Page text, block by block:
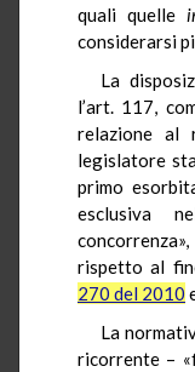
quali quelle
considerarsi
La
l’art. 117,
relazione al
legislatore
primo
esclusiva
rispetto al
270 del 2010
La
ricorrente –